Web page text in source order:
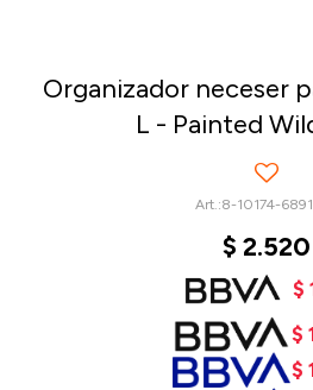
Organizador neceser
L - Painted
8-10174-
$ 2.520
$
$
$